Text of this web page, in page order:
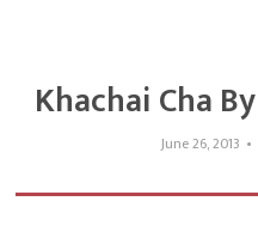
Khachai Cha
June 26, 2013